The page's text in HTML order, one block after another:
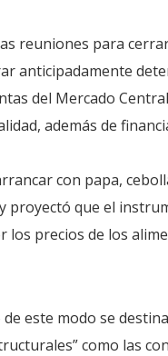
reuniones para
anticipadamente
del Mercado
además de
con papa,
que el
los precios de los
este modo se
como las